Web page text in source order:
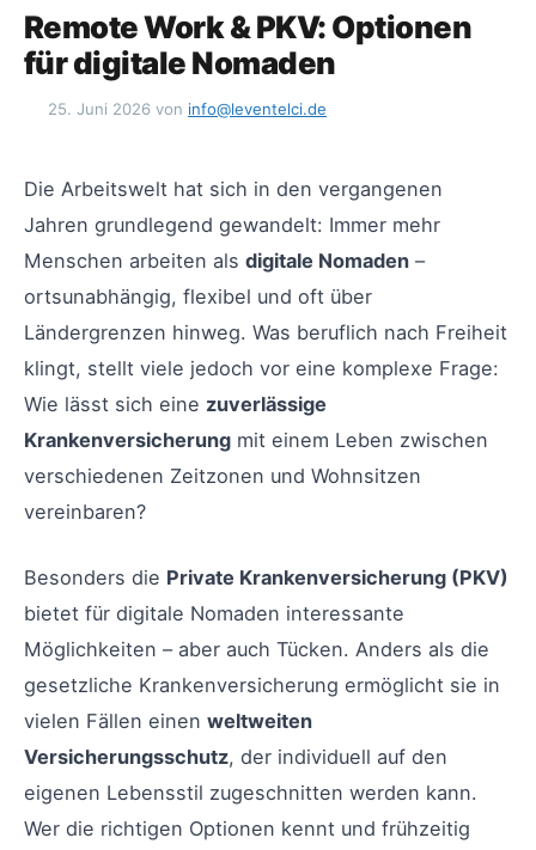
Remote Work & PKV: Optionen
für digitale Nomaden
25. Juni 2026 von info@leventelci.de
Die Arbeitswelt hat sich in den vergangenen
Jahren grundlegend gewandelt: Immer mehr
Menschen arbeiten als digitale Nomaden –
ortsunabhängig, flexibel und oft über
Ländergrenzen hinweg. Was beruflich nach Freiheit
klingt, stellt viele jedoch vor eine komplexe Frage:
Wie lässt sich eine zuverlässige
Krankenversicherung mit einem Leben zwischen
verschiedenen Zeitzonen und Wohnsitzen
vereinbaren?
Besonders die Private Krankenversicherung (PKV)
bietet für digitale Nomaden interessante
Möglichkeiten – aber auch Tücken. Anders als die
gesetzliche Krankenversicherung ermöglicht sie in
vielen Fällen einen weltweiten
Versicherungsschutz, der individuell auf den
eigenen Lebensstil zugeschnitten werden kann.
Wer die richtigen Optionen kennt und frühzeitig